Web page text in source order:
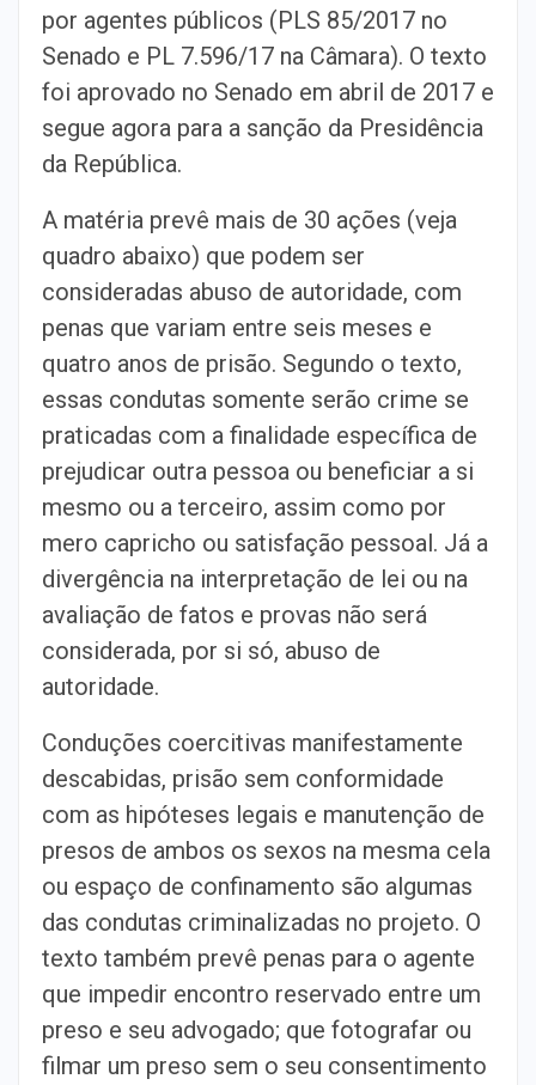
por agentes públicos (PLS 85/2017 no
Senado e PL 7.596/17 na Câmara). O texto
foi aprovado no Senado em abril de 2017 e
segue agora para a sanção da Presidência
da República.
A matéria prevê mais de 30 ações (veja
quadro abaixo) que podem ser
consideradas abuso de autoridade, com
penas que variam entre seis meses e
quatro anos de prisão. Segundo o texto,
essas condutas somente serão crime se
praticadas com a finalidade específica de
prejudicar outra pessoa ou beneficiar a si
mesmo ou a terceiro, assim como por
mero capricho ou satisfação pessoal. Já a
divergência na interpretação de lei ou na
avaliação de fatos e provas não será
considerada, por si só, abuso de
autoridade.
Conduções coercitivas manifestamente
descabidas, prisão sem conformidade
com as hipóteses legais e manutenção de
presos de ambos os sexos na mesma cela
ou espaço de confinamento são algumas
das condutas criminalizadas no projeto. O
texto também prevê penas para o agente
que impedir encontro reservado entre um
preso e seu advogado; que fotografar ou
filmar um preso sem o seu consentimento